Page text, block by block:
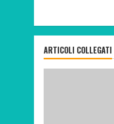
ARTICOLI COLLEGATI